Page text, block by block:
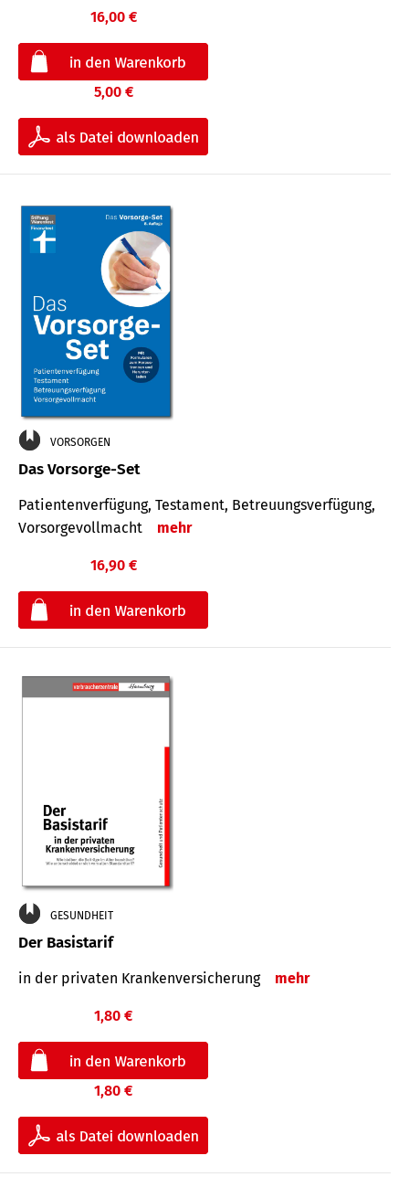
16,00 €
5,00 €
VORSORGEN
Das Vorsorge-Set
Patienten­ver­fügung, Testa­ment, Be­treuungs­verfü­gung,
Vor­sorge­voll­macht
mehr
16,90 €
GESUNDHEIT
Der Basistarif
in der privaten Kran­ken­ver­siche­rung mehr
1,80 €
1,80 €